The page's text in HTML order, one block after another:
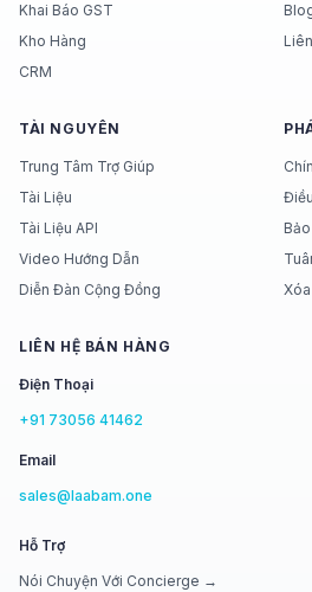
Khai Báo GST
Kho Hàng
CRM
TÀI NGUYÊN
Trung Tâm Trợ Giúp
Tài Liệu
Tài Liệu API
Video Hướng Dẫn
Diễn Đàn Cộng Đồng
LIÊN HỆ BÁN HÀNG
Điện Thoại
+91 73056 41462
Email
sales@laabam.one
Hỗ Trợ
Nói Chuyện Với Concierge →